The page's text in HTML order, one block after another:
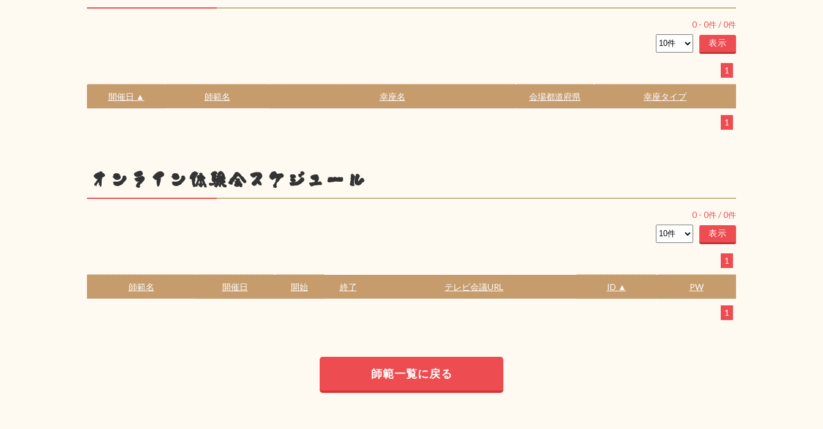
0 - 0件 /0件
1
開催日 ▲ 師範名 幸座名 会場都道府県 幸座タイプ
1
オンライン体験会スケジュール
0 - 0件 /0件
1
師範名 開催日 開始 終了 テレビ会議URL ID ▲ PW
1
師範一覧に戻る